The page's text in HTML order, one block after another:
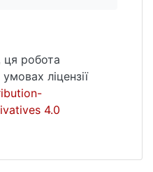
ця робота
ліцензії
4.0